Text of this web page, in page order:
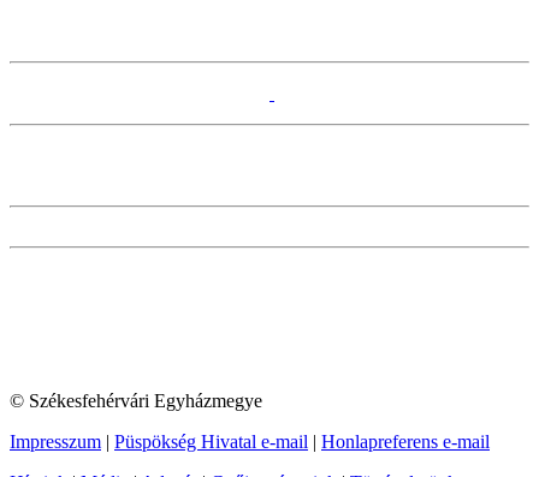
© Székesfehérvári Egyházmegye
Impresszum | Püspökség Hivatal e-mail | Honlapreferens e-mail